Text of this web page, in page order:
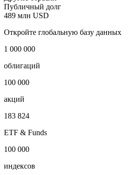
Публичный долг
489 млн USD
Откройте глобальную базу данных
1 000 000
облигаций
100 000
акций
183 824
ETF & Funds
100 000
индексов